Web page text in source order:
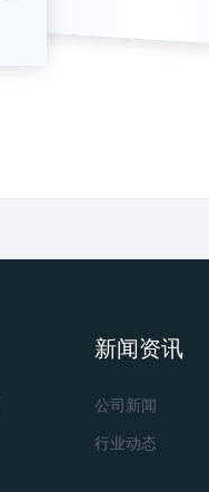
新闻资讯
公司新闻
行业动态